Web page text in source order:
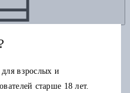
взрослых и
старше 18 лет.